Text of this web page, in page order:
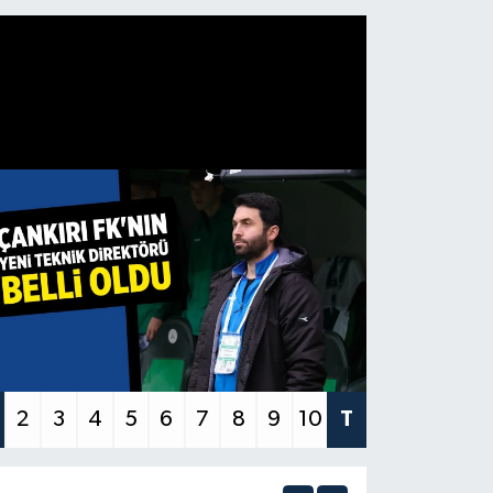
2 3 4 5 6 7 8 9 10 T